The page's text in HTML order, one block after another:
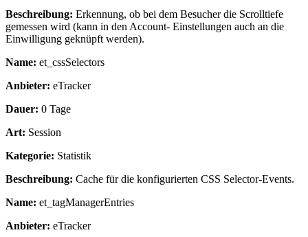
Beschreibung: Erkennung, ob bei dem Besucher die Scrolltiefe
gemessen wird (kann in den Account- Einstellungen auch an die
Einwilligung geknüpft werden).
Name: et_cssSelectors
Anbieter: eTracker
Dauer: 0 Tage
Art: Session
Kategorie: Statistik
Beschreibung: Cache für die konfigurierten CSS Selector-Events.
Name: et_tagManagerEntries
Anbieter: eTracker